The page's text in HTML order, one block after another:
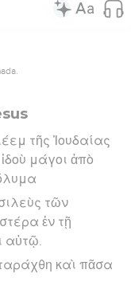
τῆς Ἰουδαίας
μάγοι ἀπὸ
τῶν
ἐν τῇ
αὐτῷ.
καὶ πᾶσα